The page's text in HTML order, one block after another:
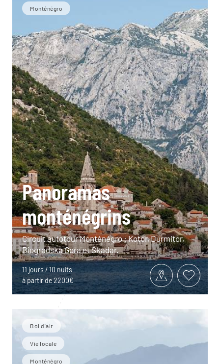
Monténégro
Panoramas
monténégrins
Circuit autotour Monténégro : Kotor, Durmitor,
Biogradska Gora et Skadar.
11 jours / 10 nuits
à partir de 2200€
Bol d'air
Vie locale
Monténégro